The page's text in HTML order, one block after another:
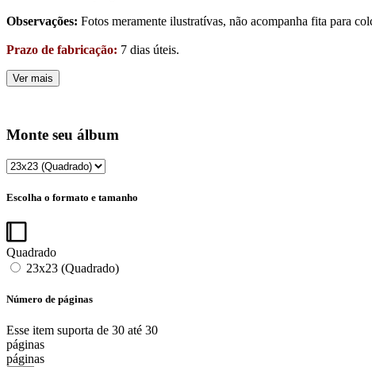
Observações: Fotos meramente ilustratívas, não acompanha fita para
Prazo de fabricação: 7 dias úteis.
Ver mais
Monte seu álbum
Escolha o formato e tamanho
Quadrado
23x23 (Quadrado)
Número de páginas
Esse item suporta de 30 até 30
páginas
páginas